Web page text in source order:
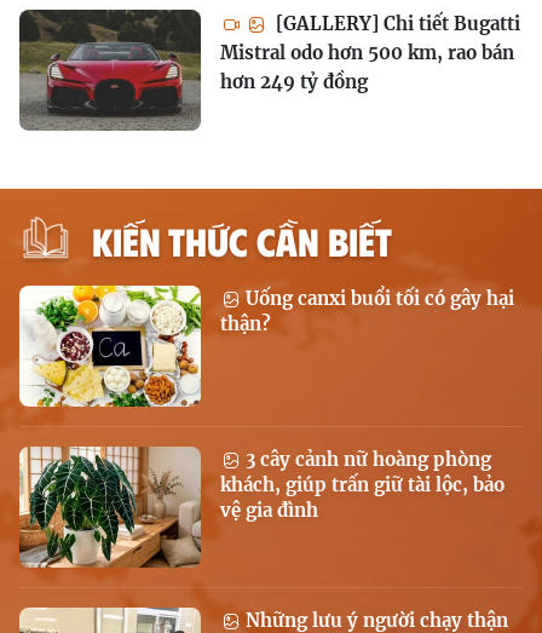
[GALLERY] Chi tiết Bugatti
Mistral odo hơn 500 km, rao bán
hơn 249 tỷ đồng
KIẾN THỨC CẦN BIẾT
Uống canxi buổi tối có gây hại
thận?
3 cây cảnh nữ hoàng phòng
khách, giúp trấn giữ tài lộc, bảo
vệ gia đình
Những lưu ý người chạy thận